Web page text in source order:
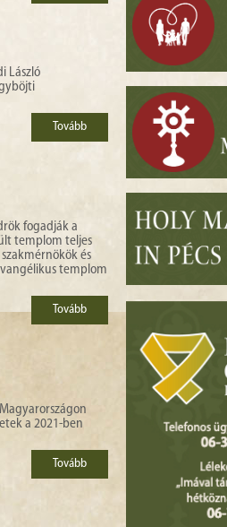
László
Tovább
fogadják a
templom teljes
és
templom
Tovább
a 2021-ben
Tovább